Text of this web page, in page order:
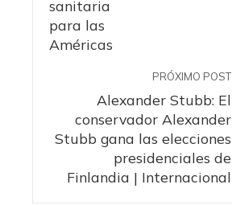
PRÓXIMO POST
Alexander Stubb: El
conservador Alexander
Stubb gana las elecciones
presidenciales de
Finlandia | Internacional